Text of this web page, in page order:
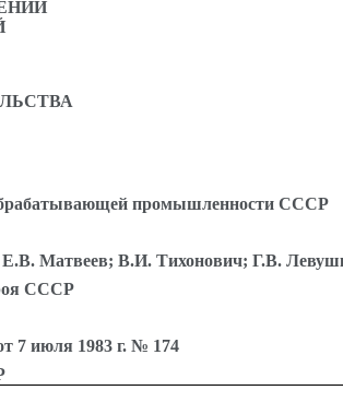
промышленности СССР
Матвеев; В.И. Тихонович; Г.В.
СССР
7 июля 1983 г. № 174